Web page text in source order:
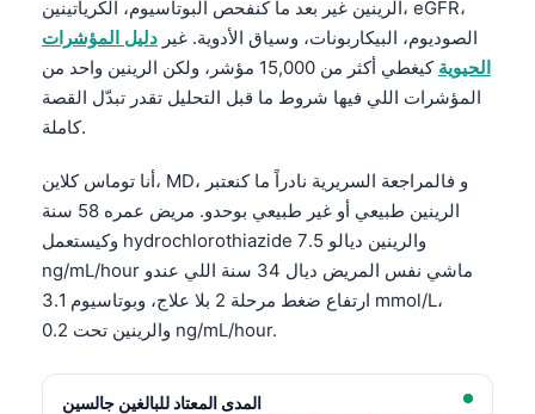
الرينين غير بعد ما كنفحص البوتاسيوم، الكرياتينين، eGFR،
الصوديوم، البيكاربونات، وسياق الأدوية. غير دليل المؤشرات
الحيوية
كيغطي أكثر من 15,000 مؤشر، ولكن الرينين واحد من
المؤشرات اللي فيها شروط ما قبل التحليل تقدر تبدّل القصة
كاملة.
أنا توماس كلاين، MD، و فالمراجعة السريرية نادراً ما كنعتبر
الرينين طبيعي أو غير طبيعي بوحدو. مريض عمره 58 سنة
وكيستعمل hydrochlorothiazide والرينين ديالو 7.5
ng/mL/hour ماشي نفس المريض ديال 34 سنة اللي عندو
ارتفاع ضغط مرحلة 2 بلا علاج، وبوتاسيوم 3.1 mmol/L،
والرينين تحت 0.2 ng/mL/hour.
المدى المعتاد للبالغين جالسين